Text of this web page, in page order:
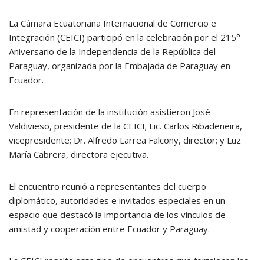
La Cámara Ecuatoriana Internacional de Comercio e
Integración (CEICI) participó en la celebración por el 215°
Aniversario de la Independencia de la República del
Paraguay, organizada por la Embajada de Paraguay en
Ecuador.
En representación de la institución asistieron José
Valdivieso, presidente de la CEICI; Lic. Carlos Ribadeneira,
vicepresidente; Dr. Alfredo Larrea Falcony, director; y Luz
María Cabrera, directora ejecutiva.
El encuentro reunió a representantes del cuerpo
diplomático, autoridades e invitados especiales en un
espacio que destacó la importancia de los vínculos de
amistad y cooperación entre Ecuador y Paraguay.